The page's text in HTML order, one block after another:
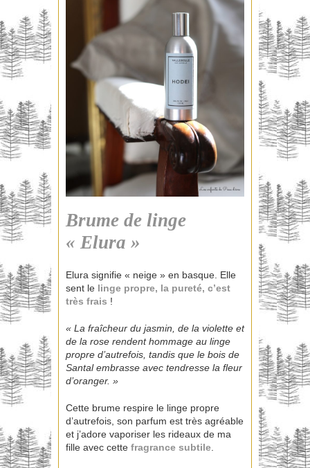
Brume de linge
« Elura »
Elura signifie « neige » en basque. Elle
sent le linge propre, la pureté, c’est
très frais !
« La fraîcheur du jasmin, de la violette et
de la rose rendent hommage au linge
propre d’autrefois, tandis que le bois de
Santal embrasse avec tendresse la fleur
d’oranger. »
Cette brume respire le linge propre
d’autrefois, son parfum est très agréable
et j’adore vaporiser les rideaux de ma
fille avec cette fragrance subtile.